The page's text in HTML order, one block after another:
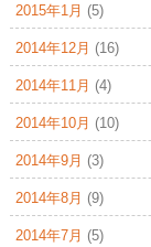
2015年1月 (5)
2014年12月 (16)
2014年11月 (4)
2014年10月 (10)
2014年9月 (3)
2014年8月 (9)
2014年7月 (5)